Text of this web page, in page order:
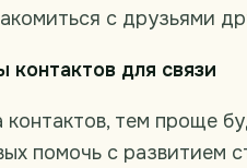
с друзьями
контактов для связи
тем проще
помочь с развитием